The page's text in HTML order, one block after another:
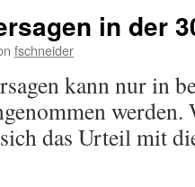
in der
fschneider
kann nur in
das Urteil mit